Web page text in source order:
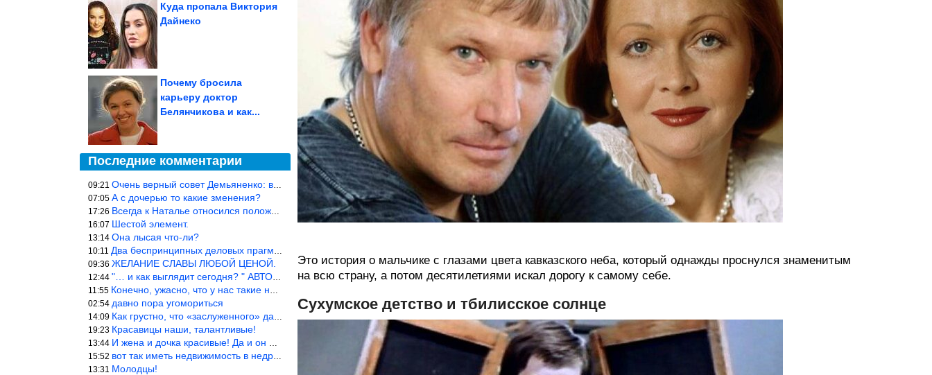
Куда пропала Виктория
Дайнеко
Почему бросила
карьеру доктор
Белянчикова и как...
Последние комментарии
09:21 Очень верный совет Демьяненко: в этой среде надо либо иметь зубы
07:05 А с дочерью то какие зменения?
17:26 Всегда к Наталье относился положительно… Время покажет, что буде
16:07 Шестой элемент.
13:14 Она лысая что-ли?
10:11 Два беспринципных деловых прагматика нашли друг друга и «остепен
09:36 ЖЕЛАНИЕ СЛАВЫ ЛЮБОЙ ЦЕНОЙ.
12:44 "… и как выглядит сегодня? " АВТОР, РЕДАКТОР — ВЫ ЧТО
11:55 Конечно, ужасно, что у нас такие недалёкие и прямые люди… Как мо
02:54 давно пора угомориться
14:09 Как грустно, что «заслуженного» дают не заслуженно, а (чаще) по-
19:23 Красавицы наши, талантливые!
13:44 И жена и дочка красивые! Да и он настоящий мужик!
15:52 вот так иметь недвижимость в недружественных странах Могут забра
13:31 Молодцы!
Это история о мальчике с глазами цвета кавказского неба, который однажды проснулся знаменитым
на всю страну, а потом десятилетиями искал дорогу к самому себе.
Сухумское детство и тбилисское солнце